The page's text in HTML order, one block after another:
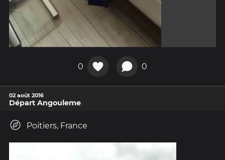
0 0
02 août 2016
Départ Angouleme
Poitiers, France